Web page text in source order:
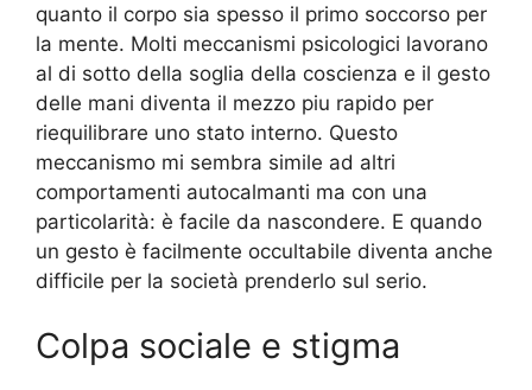
quanto il corpo sia spesso il primo soccorso per
la mente. Molti meccanismi psicologici lavorano
al di sotto della soglia della coscienza e il gesto
delle mani diventa il mezzo piu rapido per
riequilibrare uno stato interno. Questo
meccanismo mi sembra simile ad altri
comportamenti autocalmanti ma con una
particolarità: è facile da nascondere. E quando
un gesto è facilmente occultabile diventa anche
difficile per la società prenderlo sul serio.
Colpa sociale e stigma